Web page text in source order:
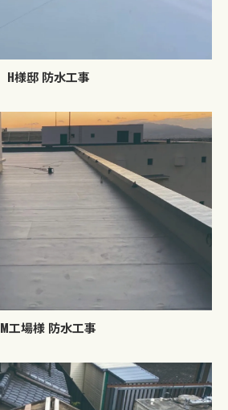
H様邸 防水工事
M工場様 防水工事